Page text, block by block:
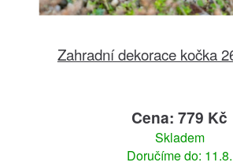
Zahradní dekorace kočka
Cena: 779 Kč
Skladem
Doručíme do: 11.8.